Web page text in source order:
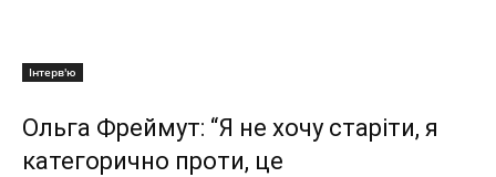
Інтерв'ю
Ольга Фреймут: “Я не хочу старіти, я
категорично проти, це